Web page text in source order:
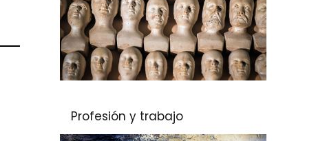
Profesión y trabajo